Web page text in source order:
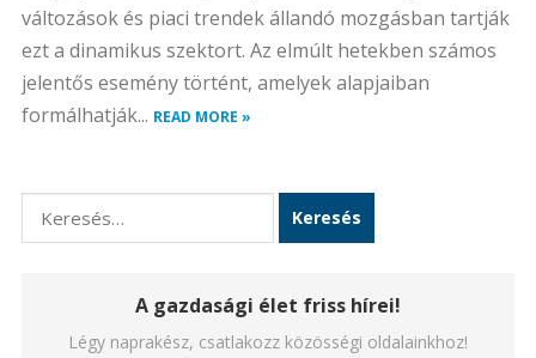
változások és piaci trendek állandó mozgásban tartják
ezt a dinamikus szektort. Az elmúlt hetekben számos
jelentős esemény történt, amelyek alapjaiban
formálhatják... READ MORE »
Keresés:
A gazdasági élet friss hírei!
Légy naprakész, csatlakozz közösségi oldalainkhoz!